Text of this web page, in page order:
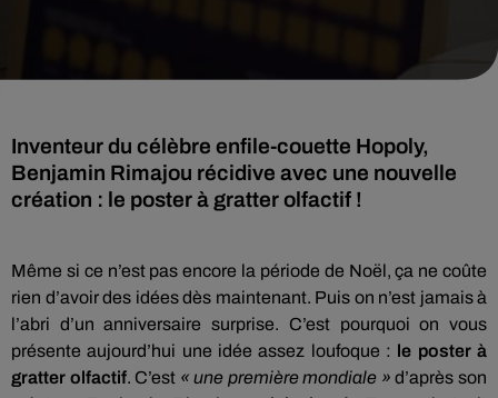
Inventeur du célèbre enfile-couette Hopoly,
Benjamin Rimajou récidive avec une nouvelle
création : le poster à gratter olfactif !
Même si ce n’est pas encore la période de Noël, ça ne coûte
rien d’avoir des idées dès maintenant. Puis on n’est jamais à
l’abri d’un anniversaire surprise. C’est pourquoi on vous
présente aujourd’hui une idée assez loufoque : le poster à
gratter olfactif. C’est « une première mondiale » d’après son